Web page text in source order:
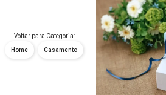
Voltar para Categoria:
Home Casamento